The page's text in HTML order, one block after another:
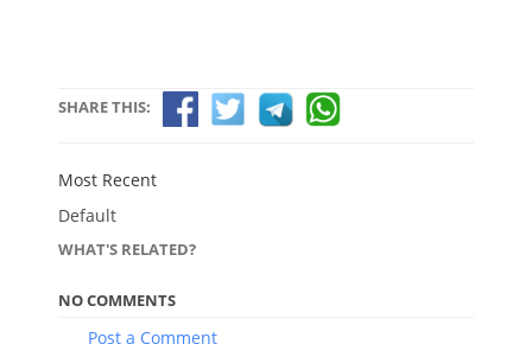
SHARE THIS:
Most Recent
Default
WHAT'S RELATED?
NO COMMENTS
Post a Comment